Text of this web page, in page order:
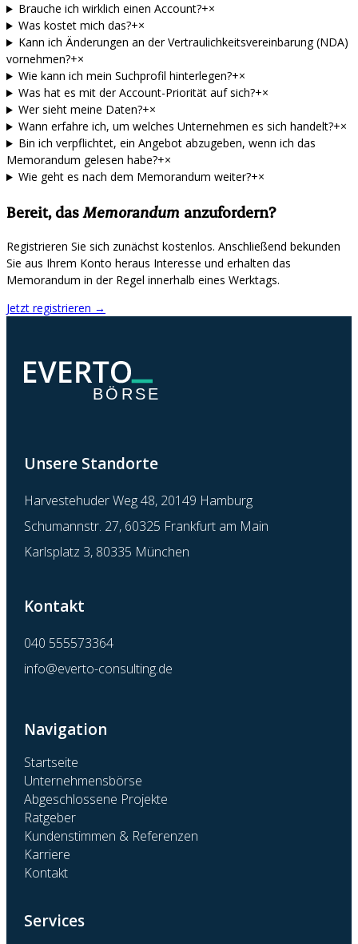
Brauche ich wirklich einen Account?+×
Was kostet mich das?+×
Kann ich Änderungen an der Vertraulichkeitsvereinbarung (NDA)
vornehmen?+×
Wie kann ich mein Suchprofil hinterlegen?+×
Was hat es mit der Account-Priorität auf sich?+×
Wer sieht meine Daten?+×
Wann erfahre ich, um welches Unternehmen es sich handelt?+×
Bin ich verpflichtet, ein Angebot abzugeben, wenn ich das
Memorandum gelesen habe?+×
Wie geht es nach dem Memorandum weiter?+×
Bereit, dasMemorandum anzufordern?
Registrieren Sie sich zunächst kostenlos. Anschließend bekunden
Sie aus Ihrem Konto heraus Interesse und erhalten das
Memorandum in der Regel innerhalb eines Werktags.
Jetzt registrieren →
Unsere Standorte
Harvestehuder Weg 48, 20149 Hamburg
Schumannstr. 27, 60325 Frankfurt am Main
Karlsplatz 3, 80335 München
Kontakt
040 555573364
info@everto-consulting.de
Navigation
Startseite
Unternehmensbörse
Abgeschlossene Projekte
Ratgeber
Kundenstimmen & Referenzen
Karriere
Kontakt
Services